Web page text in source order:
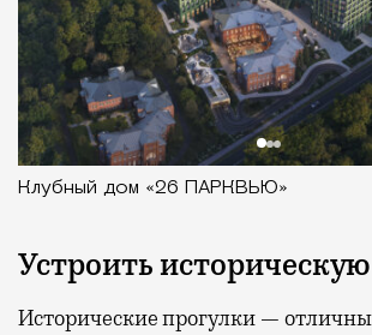
Клубный дом «26 ПАРКВЬЮ»
Устроить
Исторические прогулки —